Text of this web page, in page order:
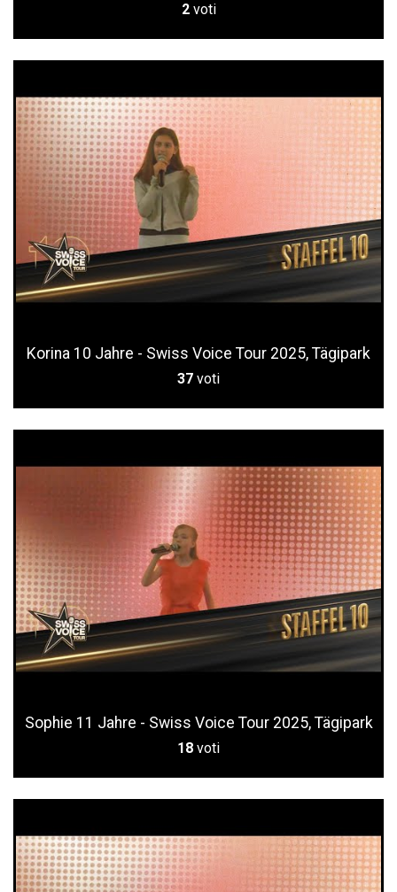
2 voti
Korina 10 Jahre - Swiss Voice Tour 2025, Tägipark
37 voti
Sophie 11 Jahre - Swiss Voice Tour 2025, Tägipark
18 voti